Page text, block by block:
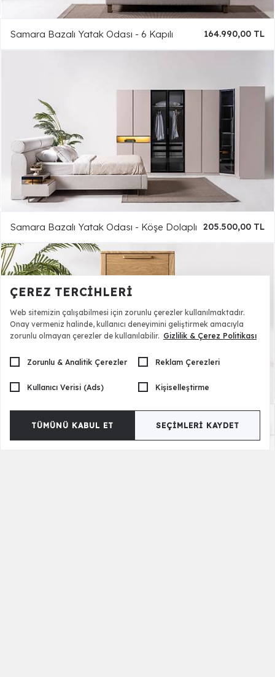
Samara Bazalı Yatak Odası - 6 Kapılı 164.990,00 TL
Samara Bazalı Yatak Odası - Köşe Dolaplı 205.500,00 TL
Opus Çamaşırlık 35.500,00 TL
ÇEREZ TERCIHLERI
Web sitemizin çalışabilmesi için zorunlu çerezler kullanılmaktadır.
Onay vermeniz halinde, kullanıcı deneyimini geliştirmek amacıyla
zorunlu olmayan çerezler de kullanılabilir. Gizlilik & Çerez Politikası
Zorunlu & Analitik Çerezler Reklam Çerezleri
Kullanıcı Verisi (Ads) Kişiselleştirme
TÜMÜNÜ KABUL ET SEÇIMLERI KAYDET